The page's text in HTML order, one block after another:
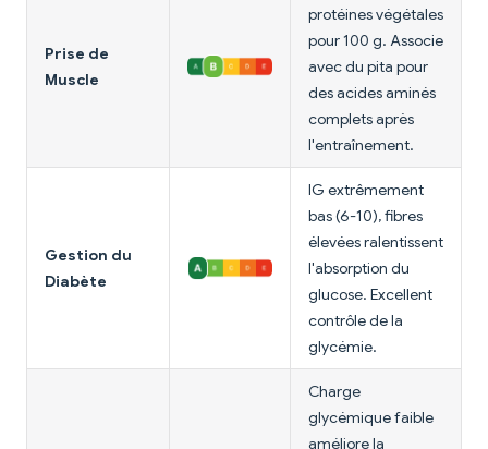
Prise de
Muscle
protéines végétales
pour 100 g. Associe
avec du pita pour
des acides aminés
complets après
l'entraînement.
Gestion du
Diabète
IG extrêmement
bas (6-10), fibres
élevées ralentissent
l'absorption du
glucose. Excellent
contrôle de la
glycémie.
Charge
glycémique faible
améliore la